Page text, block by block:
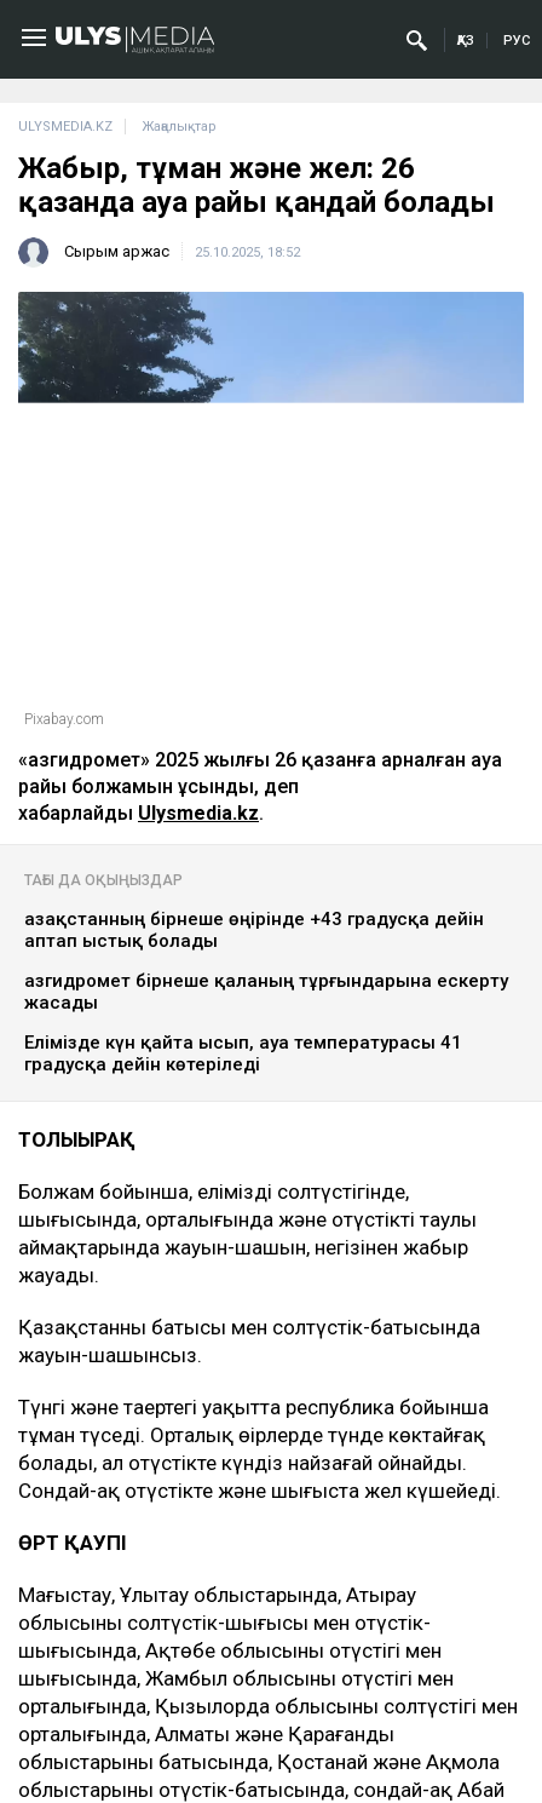
ҚАЗ РУС
ULYSMEDIA.KZ Жаңалықтар
Жаңбыр, тұман және жел: 26
қазанда ауа райы қандай болады
Сырым Қаржас 25.10.2025, 18:52
Pixabay.com
«Қазгидромет» 2025 жылғы 26 қазанға арналған ауа
райы болжамын ұсынды, деп
хабарлайды Ulysmedia.kz.
ТАҒЫ ДА ОҚЫҢЫЗДАР
Қазақстанның бірнеше өңірінде +43 градусқа дейін
аптап ыстық болады
Қазгидромет бірнеше қаланың тұрғындарына ескерту
жасады
Елімізде күн қайта ысып, ауа температурасы 41
градусқа дейін көтеріледі
ТОЛЫҒЫРАҚ
Болжам бойынша, еліміздің солтүстігінде,
шығысында, орталығында және оңтүстіктің таулы
аймақтарында жауын-шашын, негізінен жаңбыр
жауады.
Қазақстанның батысы мен солтүстік-батысында
жауын-шашынсыз.
Түнгі және таңертеңгі уақытта республика бойынша
тұман түседі. Орталық өңірлерде түнде көктайғақ
болады, ал оңтүстікте күндіз найзағай ойнайды.
Сондай-ақ оңтүстікте және шығыста жел күшейеді.
ӨРТ ҚАУПІ
Маңғыстау, Ұлытау облыстарында, Атырау
облысының солтүстік-шығысы мен оңтүстік-
шығысында, Ақтөбе облысының оңтүстігі мен
шығысында, Жамбыл облысының оңтүстігі мен
орталығында, Қызылорда облысының солтүстігі мен
орталығында, Алматы және Қарағанды
облыстарының батысында, Қостанай және Ақмола
облыстарының оңтүстік-батысында, сондай-ақ Абай